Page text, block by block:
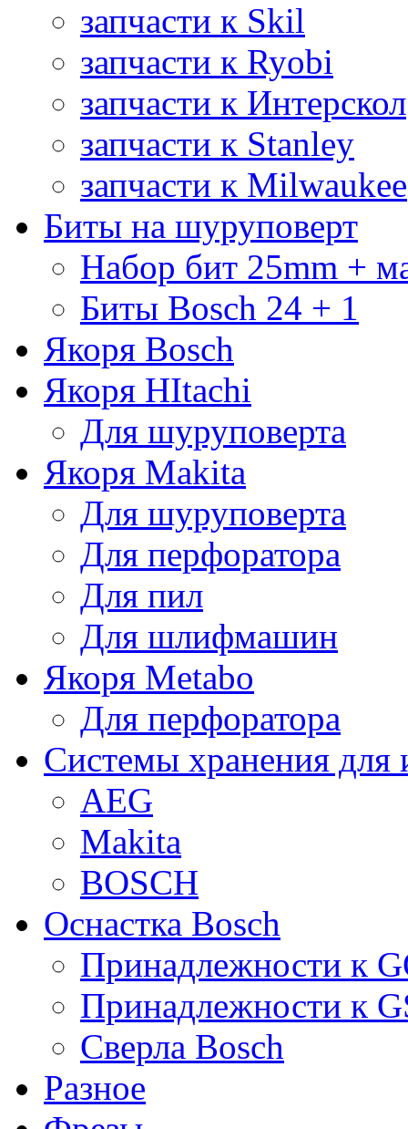
запчасти к Skil
запчасти к Ryobi
запчасти к Интерскол
запчасти к Stanley
запчасти к Milwaukee
Биты на шуруповерт
Набор бит 25mm +
Биты Bosch 24 + 1
Якоря Bosch
Якоря HItachi
Для шуруповерта
Якоря Makita
Для шуруповерта
Для перфоратора
Для пил
Для шлифмашин
Якоря Metabo
Для перфоратора
Системы хранения для
AEG
Makita
BOSCH
Оснастка Bosch
Принадлежности к
Принадлежности к
Сверла Bosch
Разное